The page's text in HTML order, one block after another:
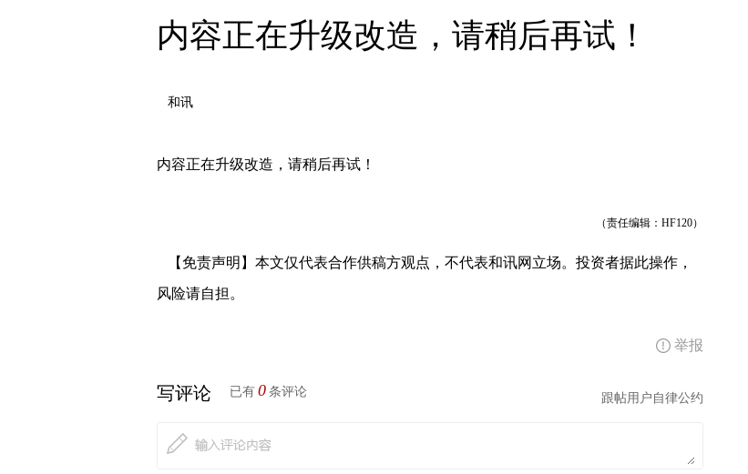
内容正在升级改造，请稍后再试！
和讯
内容正在升级改造，请稍后再试！
（责任编辑：HF120）
【免责声明】本文仅代表合作供稿方观点，不代表和讯网立场。投资者据此操作，
风险请自担。
举报
写评论 已有 0 条评论 跟帖用户自律公约